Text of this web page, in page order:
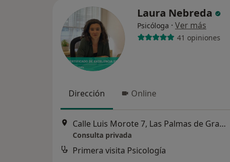
Laura Nebreda
Psicóloga · Ver más
41 opiniones
Dirección Online
Calle Luis Morote 7, Las Palmas de Gran Canaria
Consulta privada
Primera visita Psicología